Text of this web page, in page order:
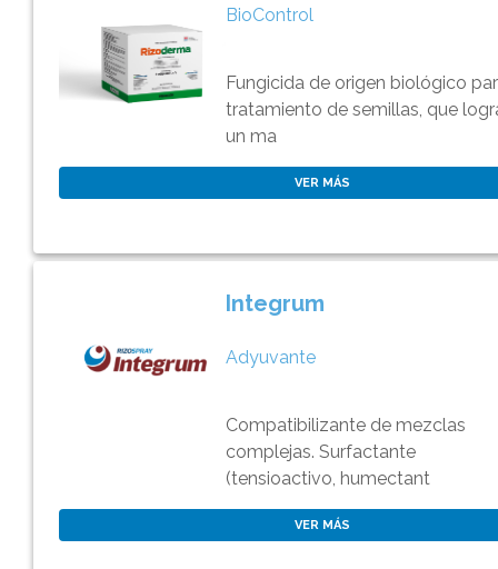
BioControl
Fungicida de origen biológico
tratamiento de semillas, que
un ma
VER MÁS
Integrum
Adyuvante
Compatibilizante de mezclas
complejas. Surfactante
(tensioactivo, humectant
VER MÁS